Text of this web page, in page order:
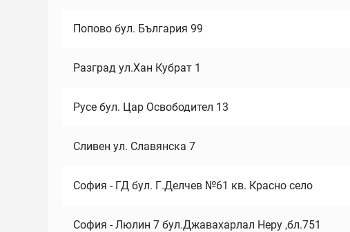
Попово бул. България 99
Разград ул.Хан Кубрат 1
Русе бул. Цар Освободител 13
Сливен ул. Славянска 7
София - ГД бул. Г.Делчев №61 кв. Красно село
София - Люлин 7 бул.Джавахарлал Неру ,бл.751